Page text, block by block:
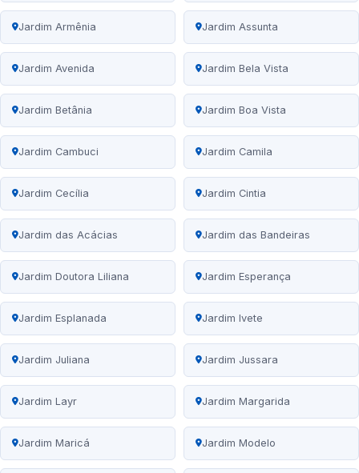
Jardim Armênia Jardim Assunta
Jardim Avenida Jardim Bela Vista
Jardim Betânia Jardim Boa Vista
Jardim Cambuci Jardim Camila
Jardim Cecília Jardim Cintia
Jardim das Acácias Jardim das Bandeiras
Jardim Doutora Liliana Jardim Esperança
Jardim Esplanada Jardim Ivete
Jardim Juliana Jardim Jussara
Jardim Layr Jardim Margarida
Jardim Maricá Jardim Modelo